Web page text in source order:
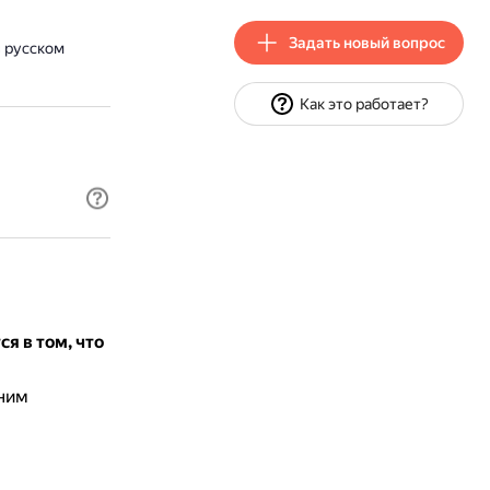
в том, что
Задать новый вопрос
Как это работает?